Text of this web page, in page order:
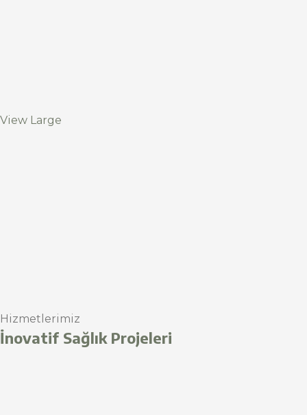
View Large
Hizmetlerimiz
İnovatif Sağlık Projeleri